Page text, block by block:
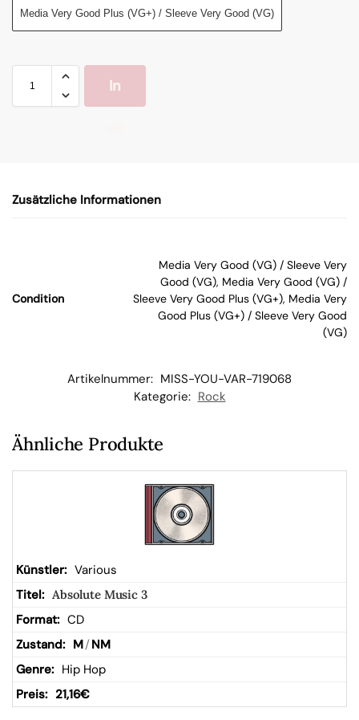
Media Very Good Plus (VG+) / Sleeve Very Good (VG)
In
W
b
Zusätzliche Informationen
Condition
Media Very Good (VG) / Sleeve Very
Good (VG), Media Very Good (VG) /
Sleeve Very Good Plus (VG+), Media Very
Good Plus (VG+) / Sleeve Very Good
(VG)
Artikelnummer: MISS-YOU-VAR-719068
Kategorie: Rock
Ähnliche Produkte
Various
Absolute Music 3
CD
M/ NM
Hip Hop
21,16€